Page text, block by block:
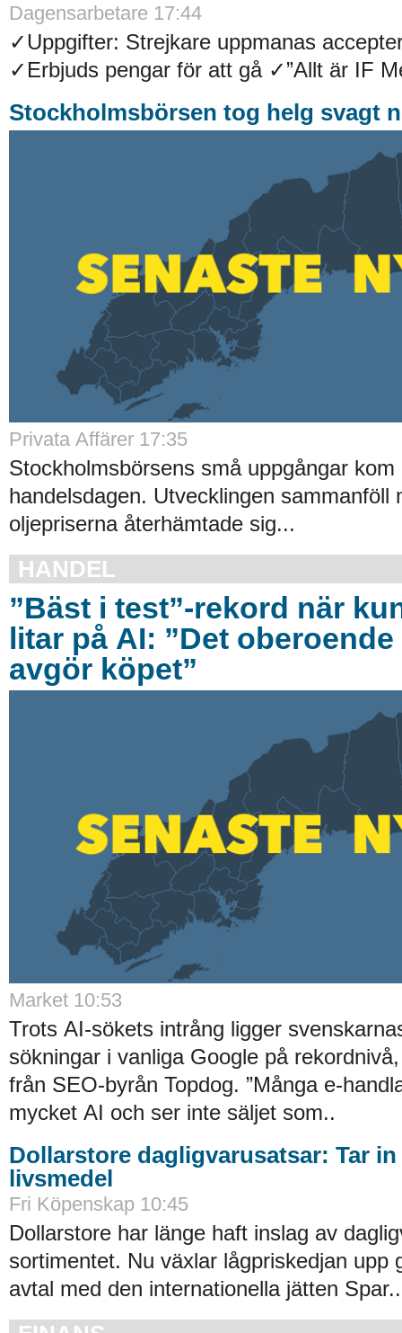
Dagensarbetare 17:44
✓Uppgifter: Strejkare uppmanas
✓Erbjuds pengar för att gå ✓”Allt är IF
Stockholmsbörsen tog helg svagt
Privata Affärer 17:35
Stockholmsbörsens små uppgångar
handelsdagen. Utvecklingen sammanföll
oljepriserna återhämtade sig...
HANDEL
”Bäst i test”-rekord när
litar på AI: ”Det
avgör köpet”
Market 10:53
Trots AI-sökets intrång ligger
sökningar i vanliga Google på
från SEO-byrån Topdog. ”Många e-
mycket AI och ser inte säljet som..
Dollarstore dagligvarusatsar: Tar in
livsmedel
Fri Köpenskap 10:45
Dollarstore har länge haft inslag av
sortimentet. Nu växlar lågpriskedjan upp
avtal med den internationella jätten